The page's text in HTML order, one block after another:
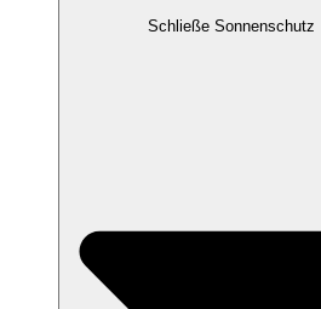
Schließe Sonnenschutz